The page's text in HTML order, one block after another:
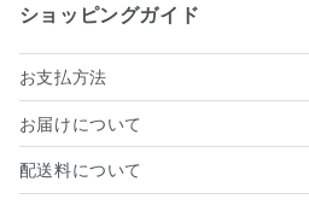
ショッピングガイド
お支払方法
お届けについて
配送料について